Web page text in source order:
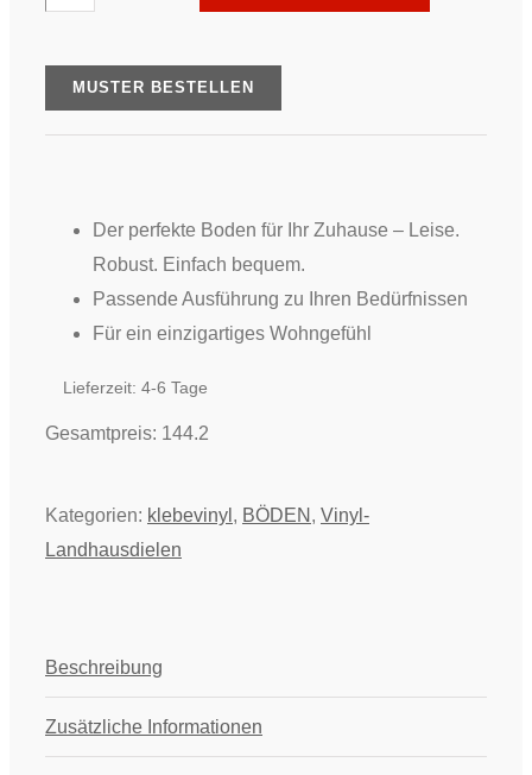
Hürne
Stone
Palermo
PRO
Menge
MUSTER BESTELLEN
Der perfekte Boden für Ihr Zuhause – Leise.
Robust. Einfach bequem.
Passende Ausführung zu Ihren Bedürfnissen
Für ein einzigartiges Wohngefühl
Lieferzeit: 4-6 Tage
Gesamtpreis: 144.2
Kategorien: klebevinyl , BÖDEN , Vinyl-
Landhausdielen
Beschreibung
Zusätzliche Informationen